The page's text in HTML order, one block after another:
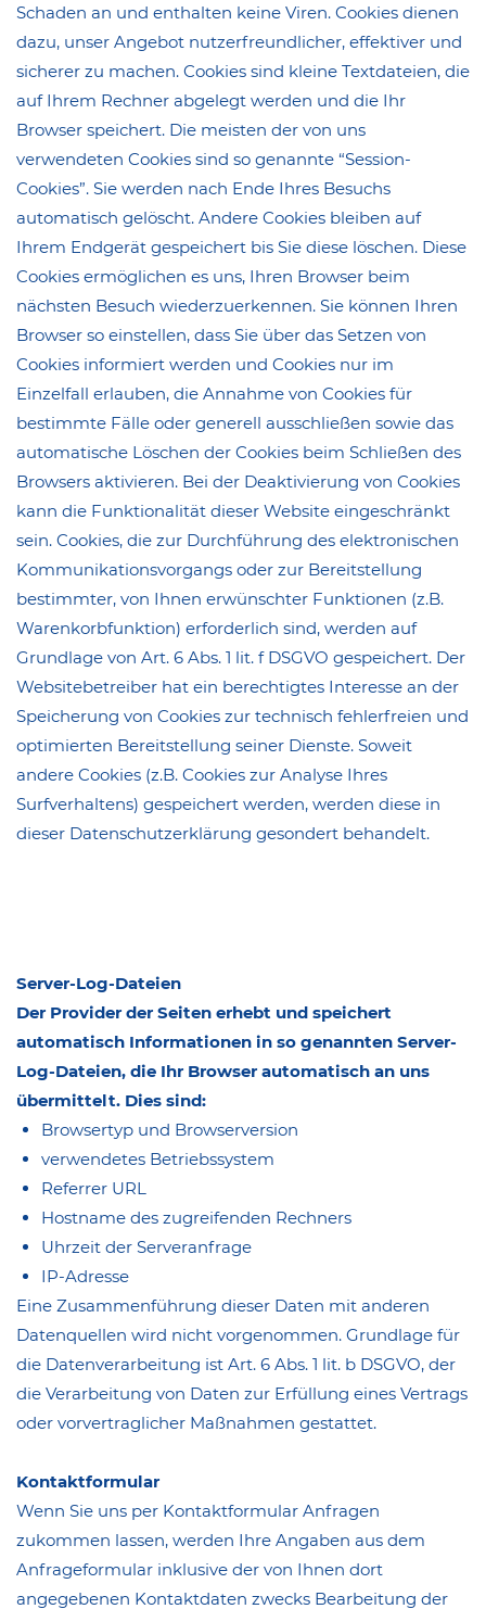
Schaden an und enthalten keine Viren. Cookies dienen
dazu, unser Angebot nutzerfreundlicher, effektiver und
sicherer zu machen. Cookies sind kleine Textdateien, die
auf Ihrem Rechner abgelegt werden und die Ihr
Browser speichert. Die meisten der von uns
verwendeten Cookies sind so genannte “Session-
Cookies”. Sie werden nach Ende Ihres Besuchs
automatisch gelöscht. Andere Cookies bleiben auf
Ihrem Endgerät gespeichert bis Sie diese löschen. Diese
Cookies ermöglichen es uns, Ihren Browser beim
nächsten Besuch wiederzuerkennen. Sie können Ihren
Browser so einstellen, dass Sie über das Setzen von
Cookies informiert werden und Cookies nur im
Einzelfall erlauben, die Annahme von Cookies für
bestimmte Fälle oder generell ausschließen sowie das
automatische Löschen der Cookies beim Schließen des
Browsers aktivieren. Bei der Deaktivierung von Cookies
kann die Funktionalität dieser Website eingeschränkt
sein. Cookies, die zur Durchführung des elektronischen
Kommunikationsvorgangs oder zur Bereitstellung
bestimmter, von Ihnen erwünschter Funktionen (z.B.
Warenkorbfunktion) erforderlich sind, werden auf
Grundlage von Art. 6 Abs. 1 lit. f DSGVO gespeichert. Der
Websitebetreiber hat ein berechtigtes Interesse an der
Speicherung von Cookies zur technisch fehlerfreien und
optimierten Bereitstellung seiner Dienste. Soweit
andere Cookies (z.B. Cookies zur Analyse Ihres
Surfverhaltens) gespeichert werden, werden diese in
dieser Datenschutzerklärung gesondert behandelt.
Server-Log-Dateien
Der Provider der Seiten erhebt und speichert
automatisch Informationen in so genannten Server-
Log-Dateien, die Ihr Browser automatisch an uns
übermittelt. Dies sind:
Browsertyp und Browserversion
verwendetes Betriebssystem
Referrer URL
Hostname des zugreifenden Rechners
Uhrzeit der Serveranfrage
IP-Adresse
Eine Zusammenführung dieser Daten mit anderen
Datenquellen wird nicht vorgenommen. Grundlage für
die Datenverarbeitung ist Art. 6 Abs. 1 lit. b DSGVO, der
die Verarbeitung von Daten zur Erfüllung eines Vertrags
oder vorvertraglicher Maßnahmen gestattet.
Kontaktformular
Wenn Sie uns per Kontaktformular Anfragen
zukommen lassen, werden Ihre Angaben aus dem
Anfrageformular inklusive der von Ihnen dort
angegebenen Kontaktdaten zwecks Bearbeitung der